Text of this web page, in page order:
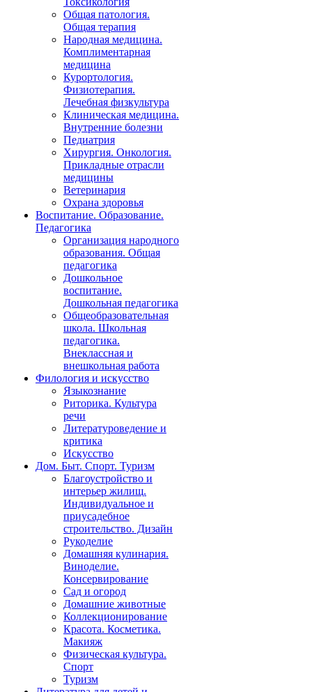
Общая патология.
Общая терапия
Народная медицина.
Комплиментарная
медицина
Курортология.
Физиотерапия.
Лечебная физкультура
Клиническая медицина.
Внутренние болезни
Педиатрия
Хирургия. Онкология.
Прикладные отрасли
медицины
Ветеринария
Охрана здоровья
Воспитание. Образование.
Педагогика
Организация народного
образования. Общая
педагогика
Дошкольное
воспитание.
Дошкольная педагогика
Общеобразовательная
школа. Школьная
педагогика.
Внеклассная и
внешкольная работа
Филология и искусство
Языкознание
Риторика. Культура
речи
Литературоведение и
критика
Искусство
Дом. Быт. Спорт. Туризм
Благоустройство и
интерьер жилищ.
Индивидуальное и
приусадебное
строительство. Дизайн
Рукоделие
Домашняя кулинария.
Виноделие.
Консервирование
Сад и огород
Домашние животные
Коллекционирование
Красота. Косметика.
Макияж
Физическая культура.
Спорт
Туризм